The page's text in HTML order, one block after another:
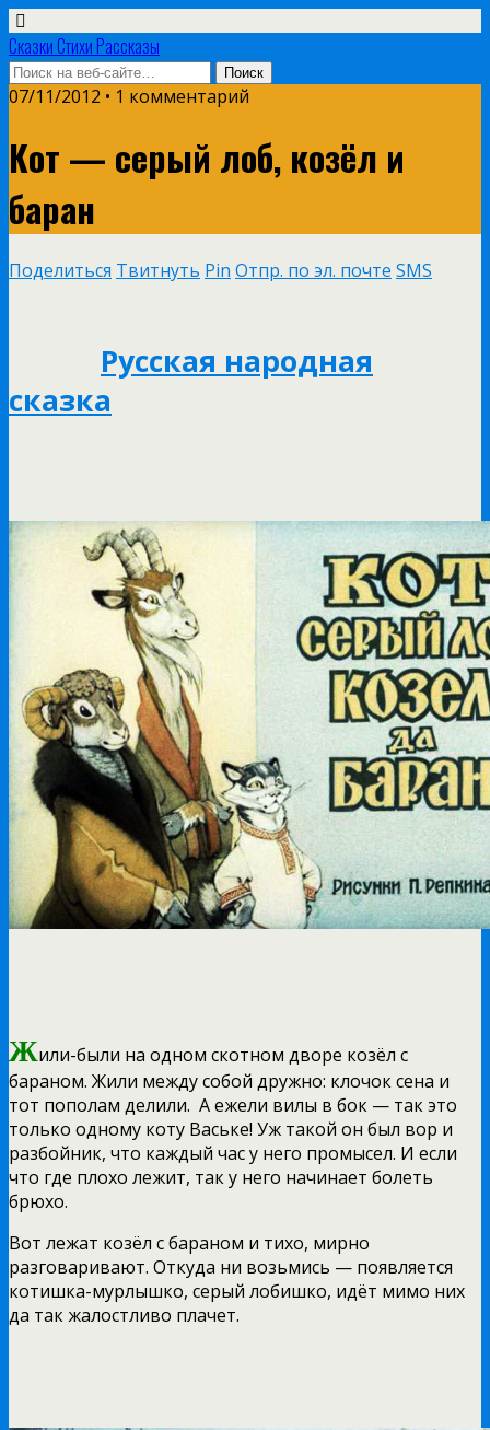
Сказки Стихи Рассказы
07/11/2012 • 1 комментарий
Кот — серый лоб, козёл и
баран
Поделиться Твитнуть Pin Отпр. по эл. почте SMS
Русская народная
сказка
Жили-были на одном скотном дворе козёл с
бараном. Жили между собой дружно: клочок сена и
тот пополам делили. А ежели вилы в бок — так это
только одному коту Ваське! Уж такой он был вор и
разбойник, что каждый час у него промысел. И если
что где плохо лежит, так у него начинает болеть
брюхо.
Вот лежат козёл с бараном и тихо, мирно
разговаривают. Откуда ни возьмись — появляется
котишка-мурлышко, серый лобишко, идёт мимо них
да так жалостливо плачет.